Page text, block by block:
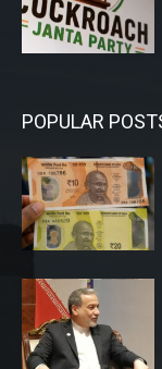
POPULAR